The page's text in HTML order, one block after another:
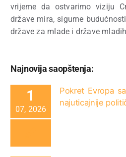
vrijeme da ostvarimo viziju
države mira, sigurne
države za mlade i države
Najnovija saopštenja:
1
07, 2026
Pokret Evropa
najuticajnije